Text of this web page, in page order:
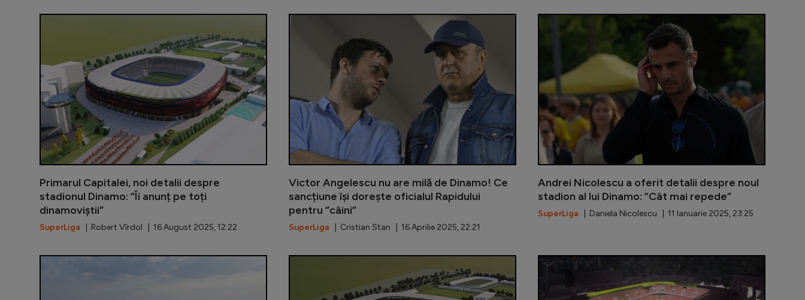
Primarul Capitalei, noi detalii despre
stadionul Dinamo: ”Îi anunț pe toți
dinamoviștii”
SuperLiga | Robert Vîrdol | 16 August 2025, 12:22
Primarul Capitalei, noi detalii despre stadionul Dinamo: ”Îi
Victor Angelescu nu are milă de Dinamo! Ce
sancțiune își dorește oficialul Rapidului
pentru ”câini”
SuperLiga | Cristian Stan | 16 Aprilie 2025, 22:21
Andrei Nicolescu a oferit detalii despre noul
stadion al lui Dinamo: ”Cât mai repede”
SuperLiga | Daniela Nicolescu | 11 Ianuarie 2025, 23:25
Veste uriașă pentru Dinamo: decizia luată de Guvernul